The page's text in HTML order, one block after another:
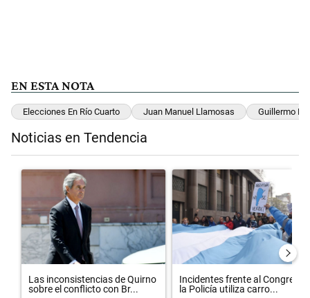
EN ESTA NOTA
Elecciones En Río Cuarto Juan Manuel Llamosas Guillermo
Noticias en Tendencia
Un artículo de tendencia con el título "Las inconsistencias de
Las inconsistencias de Quirno
sobre el conflicto con Br...
Un artículo de tendencia con el
Incidentes frente al Congreso:
la Policía utiliza carro...